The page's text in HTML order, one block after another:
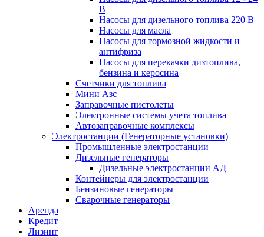
В
Насосы для дизельного топлива 220 В
Насосы для масла
Насосы для тормозной жидкости и
антифриза
Насосы для перекачки дизтоплива,
бензина и керосина
Счетчики для топлива
Мини Азс
Заправочные пистолеты
Электронные системы учета топлива
Автозаправочные комплексы
Электростанции (Генераторные установки)
Промышленные электростанции
Дизельные генераторы
Дизельные электростанции АД
Контейнеры для электростанции
Бензиновые генераторы
Сварочные генераторы
Аренда
Кредит
Лизинг